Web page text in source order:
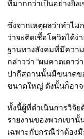
ที่มากกว่าเป็นอย่างยิ่ง
ซึ่งจากเหตุผลว่าทำไม
ว่าจะติดเชื้อโควิดได้ง่
ฐานทางสังคมที่มีควา
กล่าวว่า “ผมคาดเดา
ปากีสถานนั้นมีขนาดข
ขนาดใหญ่ ดังนั้นก็อาจ
ทั้งนี้ผู้ที่ดำเนินการวิจัย
รายงานของพวกเขา
เฉพาะกับกรณีว่าต้อง